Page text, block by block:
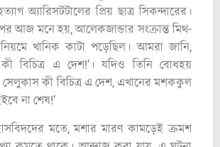
অ্যারিসটটালের প্রিয় ছাত্র সিকন্দারের।
আজ মনে হয়, আলেকজান্ডার সংক্রান্ত মিথ-
খানিক কাটা পড়েছিল। আমরা জানি,
বিচিত্র এ দেশ!’। যদিও তিনি বোধহয়
সেলুকাস কী বিচিত্র এ দেশ, এখানের মশককুল
না শেষ!’
মতে, মশার মারণ কামড়েই ক্রমশ